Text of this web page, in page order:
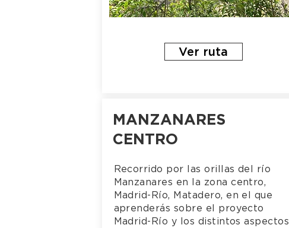
Ver ruta
MANZANARES
CENTRO
Recorrido por las orillas del río
Manzanares en la zona centro,
Madrid-Río, Matadero, en el que
aprenderás sobre el proyecto
Madrid-Río y los distintos aspectos